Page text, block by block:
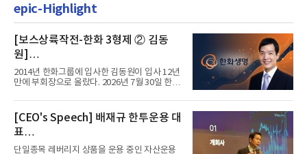
epic-Highlight
[보스상륙작전-한화 3형제 ② 김동
원]
입사 12년 만에 금융계열 수장 등극
2014년 한화그룹에 입사한 김동원이 입사 12년
만에 부회장으로 올랐다. 2026년 7월 30일 한화
[CEO's Speech] 배재규 한투운용 대
표
“개별종목 레버리지 투자 지금이라도
단일종목 레버리지 상품을 운용 중인 자산운용